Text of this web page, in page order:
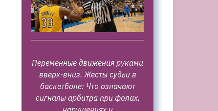
Переменные движения руками
вверх-вниз. Жесты судьи в
баскетболе: Что означают
сигналы арбитра при фолах,